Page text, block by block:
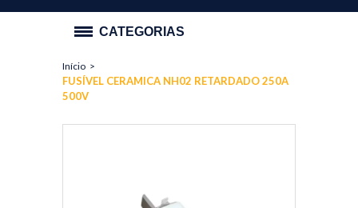
CATEGORIAS
PROMOÇÃO
ILUMINAÇÃO
MATERIAL ELÉTRICO
Início >
FUSÍVEL CERAMICA NH02 RETARDADO 250A
500V